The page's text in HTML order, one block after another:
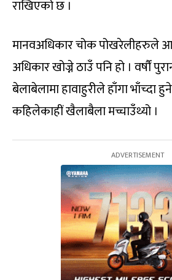
राखिएको छ ।
मानवअधिकार चोक पोखरेलीहरुले
अधिकार खोज्ने ठाउँ पनि हो । वर्षौं
बेलाबेलामा हावाहुरीले हाँगा भाँच्दा
कहिलेकाहीं खैलाबैला मच्चाउँथ्यो ।